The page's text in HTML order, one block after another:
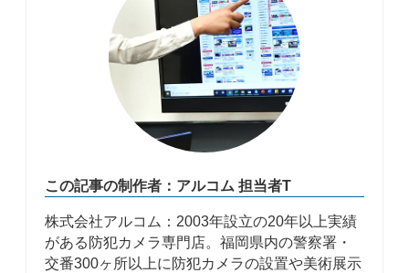
この記事の制作者：アルコム 担当者T
株式会社アルコム：2003年設立の20年以上実績
がある防犯カメラ専門店。福岡県内の警察署・
交番300ヶ所以上に防犯カメラの設置や美術展示